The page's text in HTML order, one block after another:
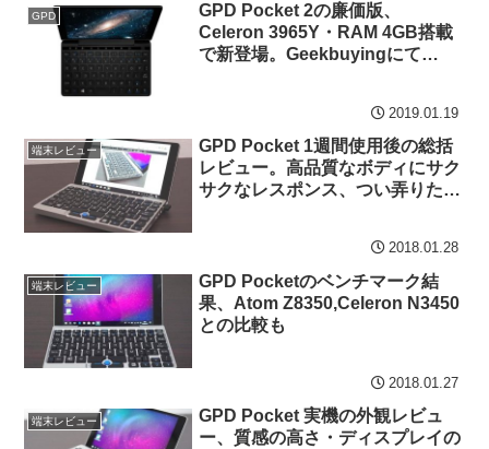
GPD
GPD Pocket 2の廉価版、
Celeron 3965Y・RAM 4GB搭載
で新登場。Geekbuyingにて
2019.01.19
端末レビュー
GPD Pocket 1週間使用後の総括
レビュー。高品質なボディにサク
サクなレスポンス、つい弄りたく
2018.01.28
端末レビュー
GPD Pocketのベンチマーク結
果、Atom Z8350,Celeron N3450
との比較も
2018.01.27
端末レビュー
GPD Pocket 実機の外観レビュ
ー、質感の高さ・ディスプレイの